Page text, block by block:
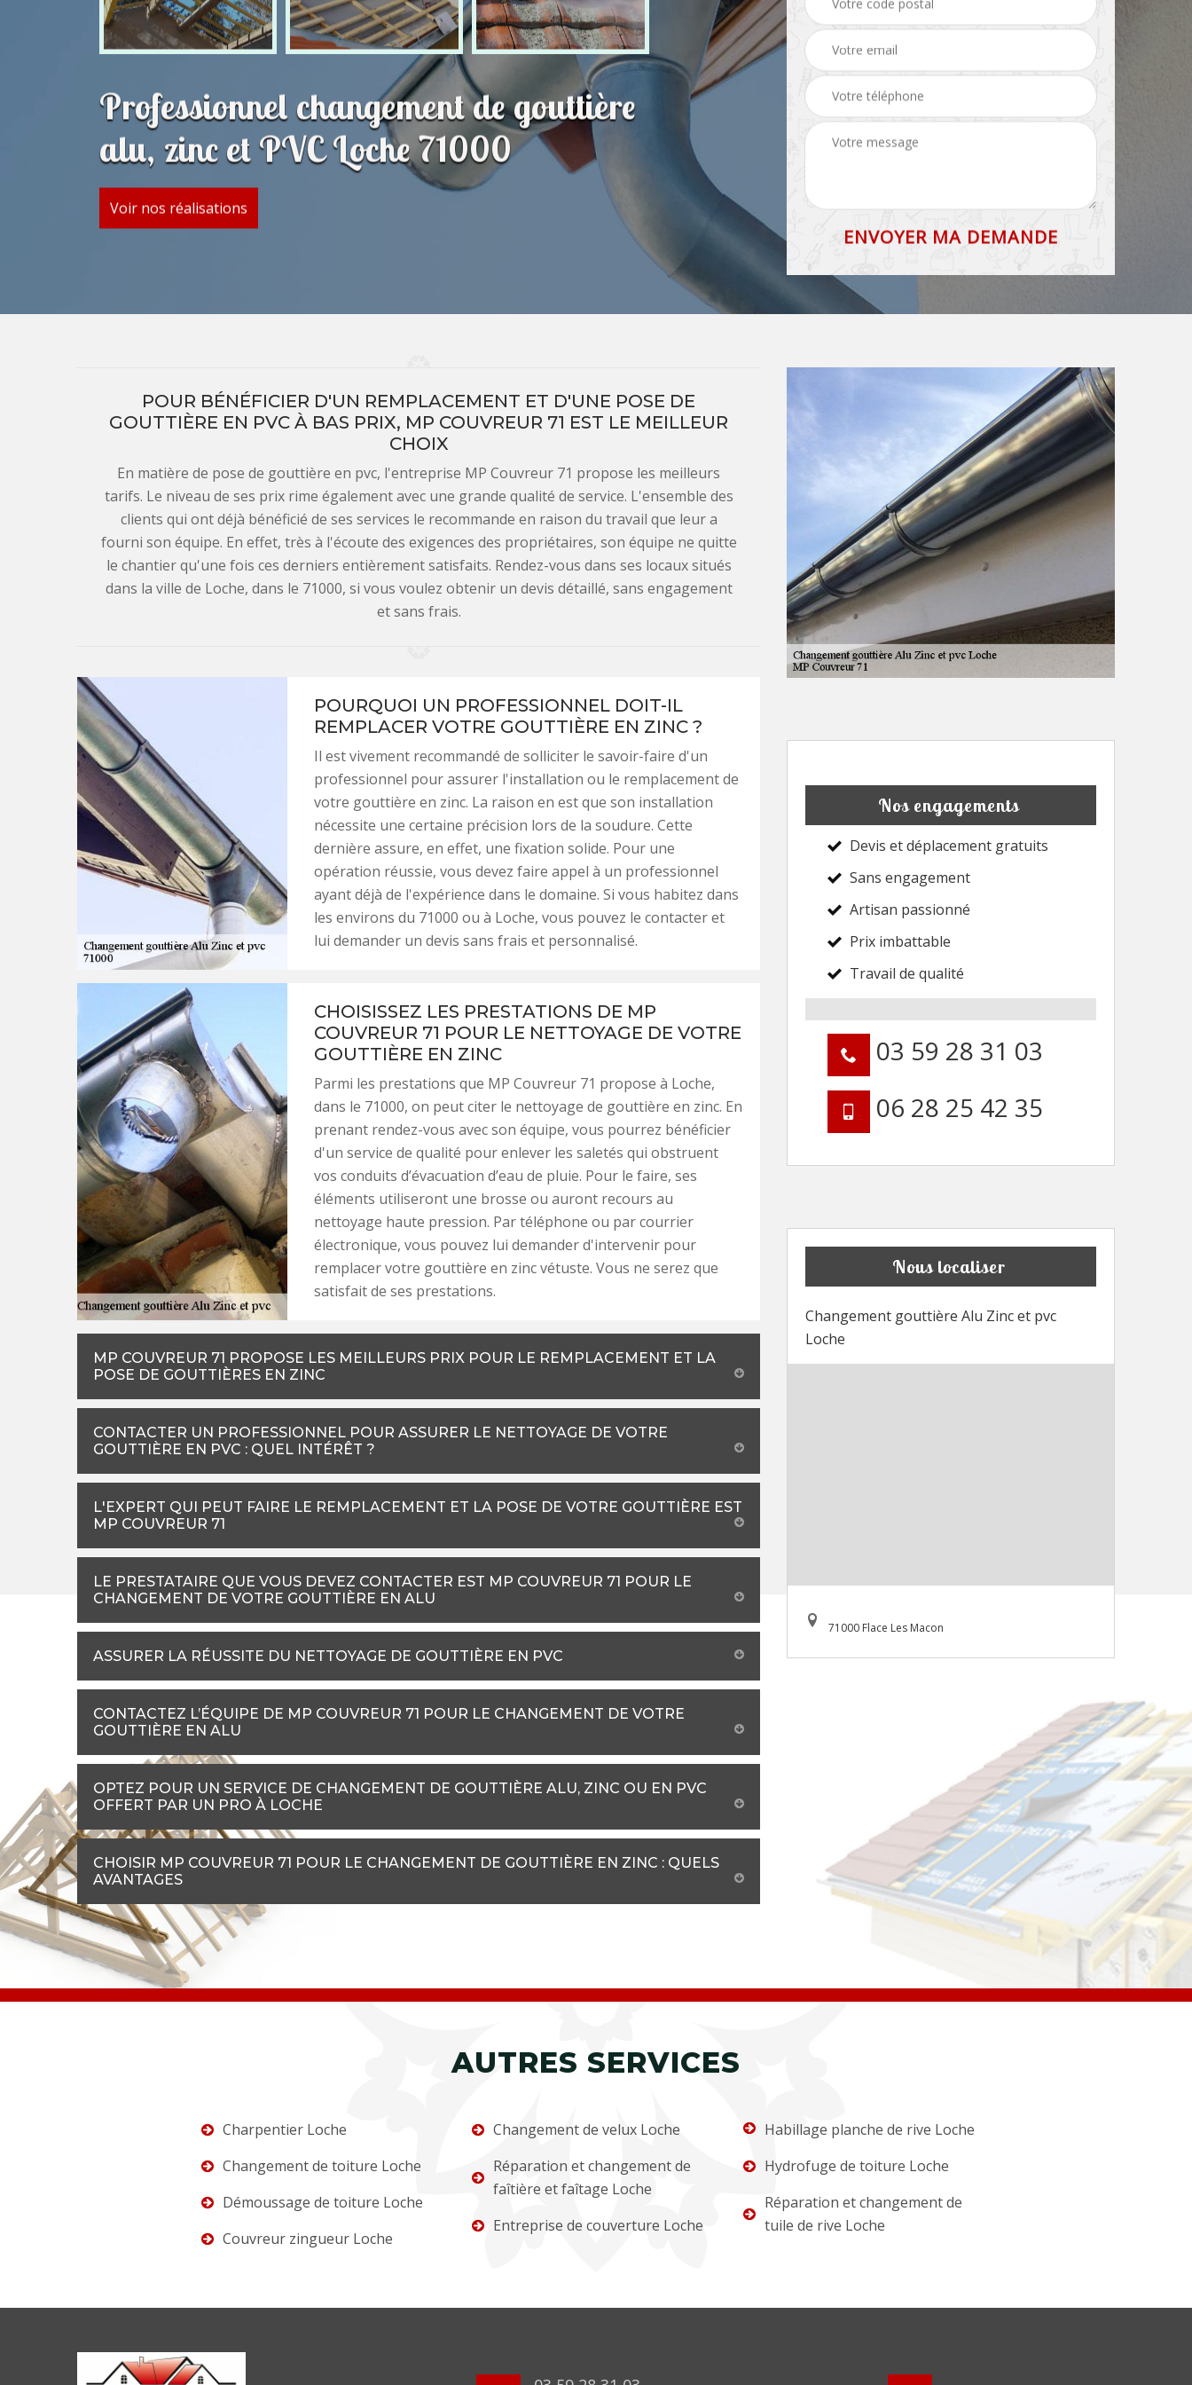
Professionnel changement de gouttière
alu, zinc et PVC Loche 71000
Voir nos réalisations
POUR BÉNÉFICIER D'UN REMPLACEMENT ET D'UNE POSE DE
GOUTTIÈRE EN PVC À BAS PRIX, MP COUVREUR 71 EST LE MEILLEUR
CHOIX
En matière de pose de gouttière en pvc, l'entreprise MP Couvreur 71 propose les meilleurs
tarifs. Le niveau de ses prix rime également avec une grande qualité de service. L'ensemble des
clients qui ont déjà bénéficié de ses services le recommande en raison du travail que leur a
fourni son équipe. En effet, très à l'écoute des exigences des propriétaires, son équipe ne quitte
le chantier qu'une fois ces derniers entièrement satisfaits. Rendez-vous dans ses locaux situés
dans la ville de Loche, dans le 71000, si vous voulez obtenir un devis détaillé, sans engagement
et sans frais.
POURQUOI UN PROFESSIONNEL DOIT-IL
REMPLACER VOTRE GOUTTIÈRE EN ZINC ?
Il est vivement recommandé de solliciter le savoir-faire d'un
professionnel pour assurer l'installation ou le remplacement de
votre gouttière en zinc. La raison en est que son installation
nécessite une certaine précision lors de la soudure. Cette
dernière assure, en effet, une fixation solide. Pour une
opération réussie, vous devez faire appel à un professionnel
ayant déjà de l'expérience dans le domaine. Si vous habitez dans
les environs du 71000 ou à Loche, vous pouvez le contacter et
lui demander un devis sans frais et personnalisé.
CHOISISSEZ LES PRESTATIONS DE MP
COUVREUR 71 POUR LE NETTOYAGE DE VOTRE
GOUTTIÈRE EN ZINC
Parmi les prestations que MP Couvreur 71 propose à Loche,
dans le 71000, on peut citer le nettoyage de gouttière en zinc. En
prenant rendez-vous avec son équipe, vous pourrez bénéficier
d'un service de qualité pour enlever les saletés qui obstruent
vos conduits d’évacuation d’eau de pluie. Pour le faire, ses
éléments utiliseront une brosse ou auront recours au
nettoyage haute pression. Par téléphone ou par courrier
électronique, vous pouvez lui demander d'intervenir pour
remplacer votre gouttière en zinc vétuste. Vous ne serez que
satisfait de ses prestations.
MP COUVREUR 71 PROPOSE LES MEILLEURS PRIX POUR LE REMPLACEMENT ET LA
POSE DE GOUTTIÈRES EN ZINC
CONTACTER UN PROFESSIONNEL POUR ASSURER LE NETTOYAGE DE VOTRE
GOUTTIÈRE EN PVC : QUEL INTÉRÊT ?
L'EXPERT QUI PEUT FAIRE LE REMPLACEMENT ET LA POSE DE VOTRE GOUTTIÈRE EST
MP COUVREUR 71
LE PRESTATAIRE QUE VOUS DEVEZ CONTACTER EST MP COUVREUR 71 POUR LE
CHANGEMENT DE VOTRE GOUTTIÈRE EN ALU
ASSURER LA RÉUSSITE DU NETTOYAGE DE GOUTTIÈRE EN PVC
CONTACTEZ L’ÉQUIPE DE MP COUVREUR 71 POUR LE CHANGEMENT DE VOTRE
GOUTTIÈRE EN ALU
OPTEZ POUR UN SERVICE DE CHANGEMENT DE GOUTTIÈRE ALU, ZINC OU EN PVC
OFFERT PAR UN PRO À LOCHE
CHOISIR MP COUVREUR 71 POUR LE CHANGEMENT DE GOUTTIÈRE EN ZINC : QUELS
AVANTAGES
Nos engagements
Devis et déplacement gratuits
Sans engagement
Artisan passionné
Prix imbattable
Travail de qualité
03 59 28 31 03
06 28 25 42 35
Nous localiser
Changement gouttière Alu Zinc et pvc
Loche
71000 Flace Les Macon
AUTRES SERVICES
Charpentier Loche
Changement de toiture Loche
Démoussage de toiture Loche
Couvreur zingueur Loche
Changement de velux Loche
Réparation et changement de
faîtière et faîtage Loche
Entreprise de couverture Loche
Habillage planche de rive Loche
Hydrofuge de toiture Loche
Réparation et changement de
tuile de rive Loche